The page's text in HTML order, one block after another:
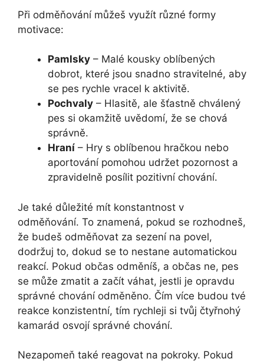
Při odměňování můžeš využít různé formy
motivace:
Pamlsky – Malé kousky oblíbených
dobrot, které jsou snadno stravitelné, aby
se pes rychle vracel k aktivitě.
Pochvaly – Hlasitě, ale šťastně chválený
pes si okamžitě uvědomí, že se chová
správně.
Hraní – Hry s oblíbenou hračkou nebo
aportování pomohou udržet pozornost a
zpravidelně posílit pozitivní chování.
Je také důležité mít konstantnost v
odměňování. To znamená, pokud se rozhodneš,
že budeš odměňovat za sezení na povel,
dodržuj to, dokud se to nestane automatickou
reakcí. Pokud občas odměníš, a občas ne, pes
se může zmatit a začít váhat, jestli je opravdu
správné chování odměněno. Čím více budou tvé
reakce konzistentní, tím rychleji si tvůj čtyřnohý
kamarád osvojí správné chování.
Nezapomeň také reagovat na pokroky. Pokud